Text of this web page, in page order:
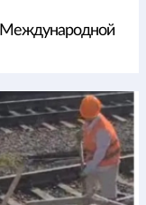
Международной